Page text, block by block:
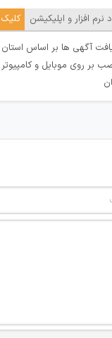
افزار و اپلیکیشن
آگهی ها بر اساس
بر روی موبایل و کامپیوتر